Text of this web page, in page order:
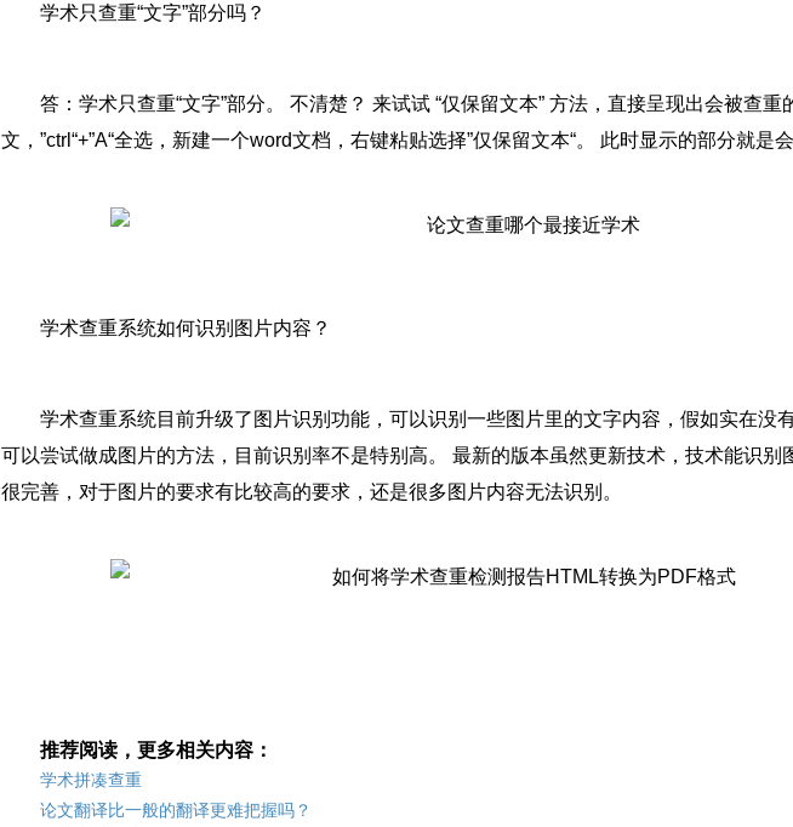
学术只查重“文字”部分吗？
答：学术只查重“文字”部分。 不清楚？ 来试试 “仅保留文本” 方法，直接呈现出会被查重
文，”ctrl“+”A“全选，新建一个word文档，右键粘贴选择”仅保留文本“。 此时显示的部分就是
学术查重系统如何识别图片内容？
学术查重系统目前升级了图片识别功能，可以识别一些图片里的文字内容，假如实在没
可以尝试做成图片的方法，目前识别率不是特别高。 最新的版本虽然更新技术，技术能识别
很完善，对于图片的要求有比较高的要求，还是很多图片内容无法识别。
推荐阅读，更多相关内容：
学术拼凑查重
论文翻译比一般的翻译更难把握吗？